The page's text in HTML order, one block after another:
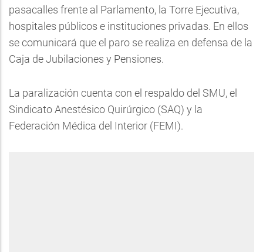
pasacalles frente al Parlamento, la Torre Ejecutiva,
hospitales públicos e instituciones privadas. En ellos
se comunicará que el paro se realiza en defensa de la
Caja de Jubilaciones y Pensiones.
La paralización cuenta con el respaldo del SMU, el
Sindicato Anestésico Quirúrgico (SAQ) y la
Federación Médica del Interior (FEMI).